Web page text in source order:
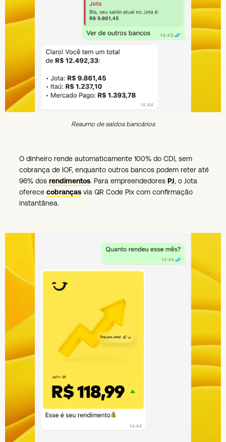
Resumo de saldos bancários
O dinheiro rende automaticamente 100% do CDI, sem
cobrança de IOF, enquanto outros bancos podem reter até
96% dos rendimentos. Para empreendedores PJ, o Jota
oferece cobranças via QR Code Pix com confirmação
instantânea.